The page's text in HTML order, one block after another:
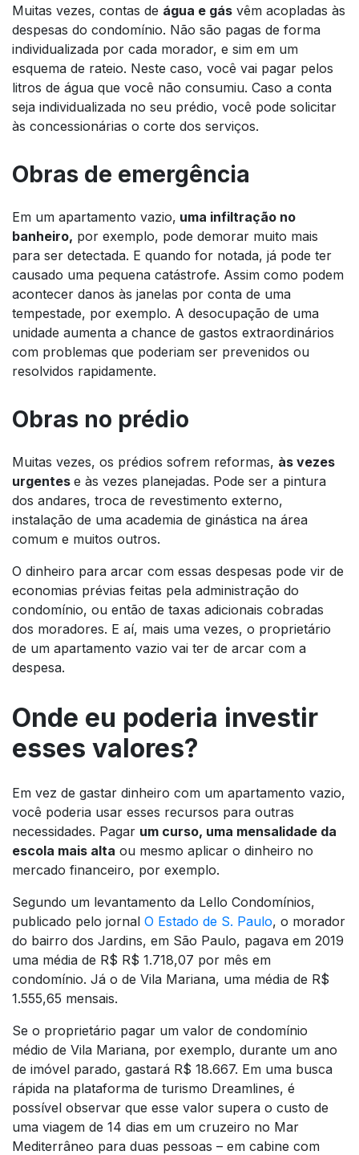
Muitas vezes, contas de água e gás vêm acopladas às
despesas do condomínio. Não são pagas de forma
individualizada por cada morador, e sim em um
esquema de rateio. Neste caso, você vai pagar pelos
litros de água que você não consumiu. Caso a conta
seja individualizada no seu prédio, você pode solicitar
às concessionárias o corte dos serviços.
Obras de emergência
Em um apartamento vazio, uma infiltração no
banheiro, por exemplo, pode demorar muito mais
para ser detectada. E quando for notada, já pode ter
causado uma pequena catástrofe. Assim como podem
acontecer danos às janelas por conta de uma
tempestade, por exemplo. A desocupação de uma
unidade aumenta a chance de gastos extraordinários
com problemas que poderiam ser prevenidos ou
resolvidos rapidamente.
Obras no prédio
Muitas vezes, os prédios sofrem reformas, às vezes
urgentes e às vezes planejadas. Pode ser a pintura
dos andares, troca de revestimento externo,
instalação de uma academia de ginástica na área
comum e muitos outros.
O dinheiro para arcar com essas despesas pode vir de
economias prévias feitas pela administração do
condomínio, ou então de taxas adicionais cobradas
dos moradores. E aí, mais uma vezes, o proprietário
de um apartamento vazio vai ter de arcar com a
despesa.
Onde eu poderia investir
esses valores?
Em vez de gastar dinheiro com um apartamento vazio,
você poderia usar esses recursos para outras
necessidades. Pagar um curso, uma mensalidade da
escola mais alta ou mesmo aplicar o dinheiro no
mercado financeiro, por exemplo.
Segundo um levantamento da Lello Condomínios,
publicado pelo jornal O Estado de S. Paulo, o morador
do bairro dos Jardins, em São Paulo, pagava em 2019
uma média de R$ R$ 1.718,07 por mês em
condomínio. Já o de Vila Mariana, uma média de R$
1.555,65 mensais.
Se o proprietário pagar um valor de condomínio
médio de Vila Mariana, por exemplo, durante um ano
de imóvel parado, gastará R$ 18.667. Em uma busca
rápida na plataforma de turismo Dreamlines, é
possível observar que esse valor supera o custo de
uma viagem de 14 dias em um cruzeiro no Mar
Mediterrâneo para duas pessoas – em cabine com